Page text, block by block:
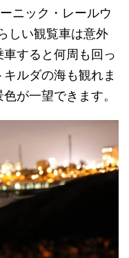
ニック・レールウ
しい観覧車は意外
すると何周も回っ
ルダの海も観れま
が一望できます。